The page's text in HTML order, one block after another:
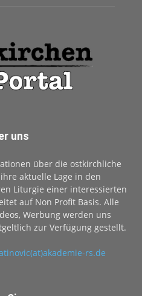
uns
über die ostkirchliche
aktuelle Lage in den
Liturgie einer interessierten
auf Non Profit Basis. Alle
Werbung werden uns
zur Verfügung gestellt.
rs.de